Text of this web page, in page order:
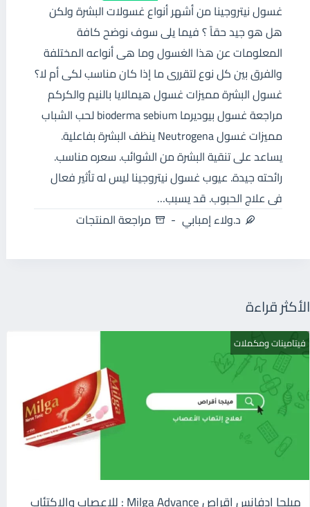
غسول نيتروجينا من أشهر أنواع غسولات البشرة ولكن
هل هو جيد حقاً ؟ فيما يلى سوف نوضح كافة
المعلومات عن هذا الغسول وما هى أنواعه المختلفة
والفرق بين كل نوع لتقررى ما إذا كان مناسب لكى أم لا؟
غسول البشرة مميزات غسول هيمالايا بالنيم والكركم
مراجعة غسول بيوديرما bioderma sebium لحب الشباب
مميزات غسول Neutrogena ينظف البشرة بفاعلية.
يساعد على تنقية البشرة من الشوائب. سعره مناسب.
رائحته جيدة. عيوب غسول نيتروجينا ليس له تأثير فعال
فى علاج الحبوب. قد يسبب…
د.ولاء إمبابي
مراجعة المنتجات
الأكثر قراءة
فيتامينات ومكملات
ميلجا ادفانس اقراص Milga Advance : للاعصاب والإكتئاب